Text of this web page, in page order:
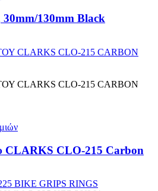
130mm Black
CLARKS CLO-215 Carbon